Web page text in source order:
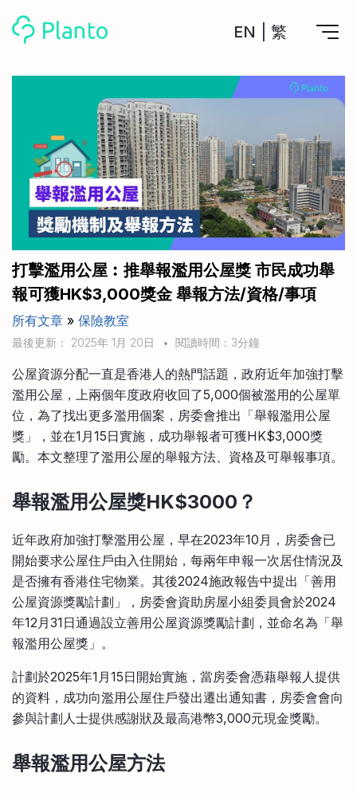
EN 繁
計劃買樓
計劃買樓第一步
全功能記賬
管理及分析所有戶口
管理MPF戶口
一次過管理所有強積金戶口
申請清卡數/私人貸款
CreFIT x Planto推廣優惠
工具
私人貸款
年利率/APR/年息比較
投資戶口 (美股)
比較最抵美股投資戶口
投資戶口 (港股)
比較最抵港股投資戶口
投資加密貨幣
比較最抵Crypto交易所
月供股票計劃
比較最抵月供計劃戶口
比較定存利率
信用卡
比較各種最優惠信用卡
關於我們
Academy
Marketplace
其他網站
手機App與理財資訊
商業解決方案
打擊濫用公屋︰推舉報濫用公屋獎 市民成功舉
報可獲HK$3,000獎金 舉報方法/資格/事項
所有文章 » 保險教室
最後更新： 2025年 1月 20日 • 閱讀時間：3分鐘
公屋資源分配一直是香港人的熱門話題，政府近年加強打擊
濫用公屋，上兩個年度政府收回了5,000個被濫用的公屋單
位，為了找出更多濫用個案，房委會推出「舉報濫用公屋
獎」，並在1月15日實施，成功舉報者可獲HK$3,000獎
勵。本文整理了濫用公屋的舉報方法、資格及可舉報事項。
舉報濫用公屋獎HK$3000 ？
近年政府加強打擊濫用公屋，早在2023年10月，房委會已
開始要求公屋住戶由入住開始，每兩年申報一次居住情況及
是否擁有香港住宅物業。其後2024施政報告中提出「善用
公屋資源獎勵計劃」，房委會資助房屋小組委員會於2024
年12月31日通過設立善用公屋資源獎勵計劃，並命名為「舉
報濫用公屋獎」。
計劃於2025年1月15日開始實施，當房委會憑藉舉報人提供
的資料，成功向濫用公屋住戶發出遷出通知書，房委會會向
參與計劃人士提供感謝狀及最高港幣3,000元現金獎勵。
舉報濫用公屋方法